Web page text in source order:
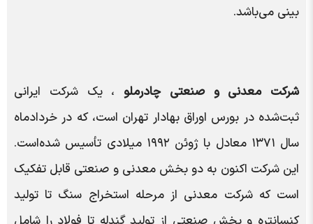
بینی می‌باشد.
شرکت معدنی و صنعتی چادرملو ، یک شرکت ایرانی
ثبت‌شده در بورس اوراق بهادار تهران است، که در خردادماه
سال ۱۳۷۱ معادل با ژوئن ۱۹۹۲ میلادی تأسیس شده‌است.
این شرکت اکنون به دو بخش معدنی و صنعتی قابل تفکیک
است که شرکت معدنی از مرحله استخراج سنگ تا تولید